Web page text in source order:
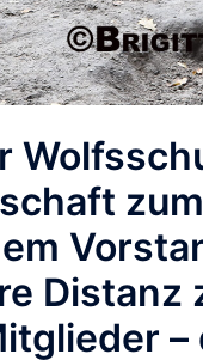
Distanz
–